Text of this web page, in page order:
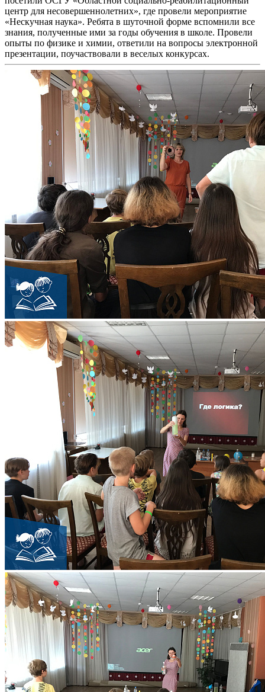
центр для несовершеннолетних», где провели мероприятие
«Нескучная наука». Ребята в шуточной форме вспомнили все
знания, полученные ими за годы обучения в школе. Провели
опыты по физике и химии, ответили на вопросы электронной
презентации, поучаствовали в веселых конкурсах.